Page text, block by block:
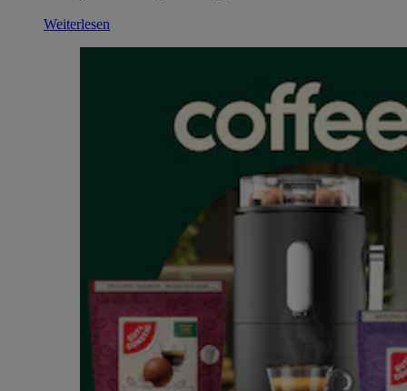
Weiterlesen